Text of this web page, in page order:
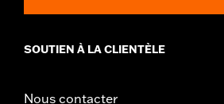
SOUTIEN À LA CLIENTÈLE
Nous contacter